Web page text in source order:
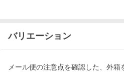
バリエーション
メール便の注意点を確認した、外箱